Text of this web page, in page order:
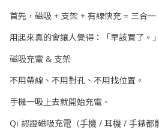
首先，磁吸 + 支架 + 有線快充 = 三合一
用起來真的會讓人覺得：「早該買了。」
磁吸充電 & 支架
不用帶線、不用對孔、不用找位置。
手機一吸上去就開始充電。
Qi 認證磁吸充電（手機 / 耳機 / 手錶都